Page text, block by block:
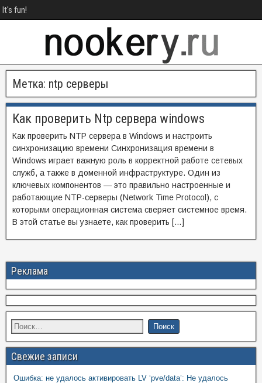
It's fun!
Метка: ntp серверы
Как проверить Ntp сервера windows
Как проверить NTP сервера в Windows и настроить
синхронизацию времени Синхронизация времени в
Windows играет важную роль в корректной работе сетевых
служб, а также в доменной инфраструктуре. Один из
ключевых компонентов — это правильно настроенные и
работающие NTP-серверы (Network Time Protocol), с
которыми операционная система сверяет системное время.
В этой статье вы узнаете, как проверить […]
Реклама
Свежие записи
Ошибка: не удалось активировать LV ‘pve/data’: Не удалось